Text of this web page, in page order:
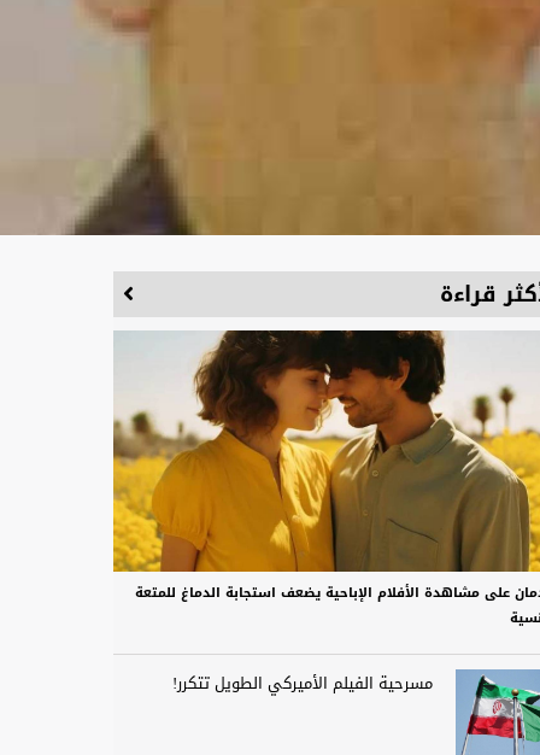
قراءة
على مشاهدة الأفلام الإباحية يضعف استجابة الدماغ للمتعة
مسرحية الفيلم الأميركي الطويل تتكرر!